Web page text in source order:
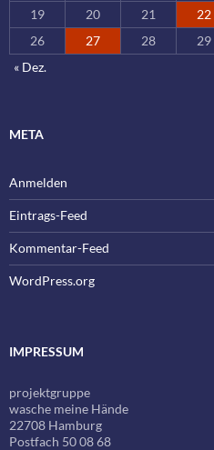
19
20 21 22
26
27 28 29
« Dez.
META
Anmelden
Eintrags-Feed
Kommentar-Feed
WordPress.org
IMPRESSUM
projektgruppe
wasche meine Hände
22708 Hamburg
Postfach 50 08 68